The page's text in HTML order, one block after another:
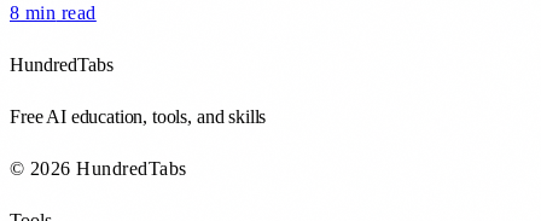
8 min read
HundredTabs
Free AI education, tools, and skills
© 2026 HundredTabs